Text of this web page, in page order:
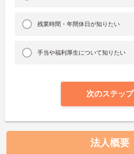
残業時間・年間休日が知りたい
手当や福利厚生について知りたい
次のステップ
法人概要